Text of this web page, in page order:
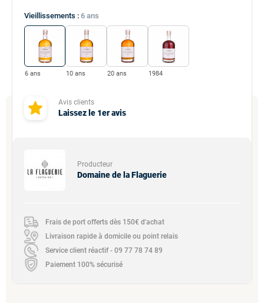
Avis clients
Laissez le 1er avis
Vieillissements : 6 ans
6 ans 10 ans 20 ans 1984
Producteur
Domaine de la Flaguerie
Frais de port offerts dès 150€ d'achat
Livraison rapide à domicile ou point relais
Service client réactif - 09 77 78 74 89
Paiement 100% sécurisé